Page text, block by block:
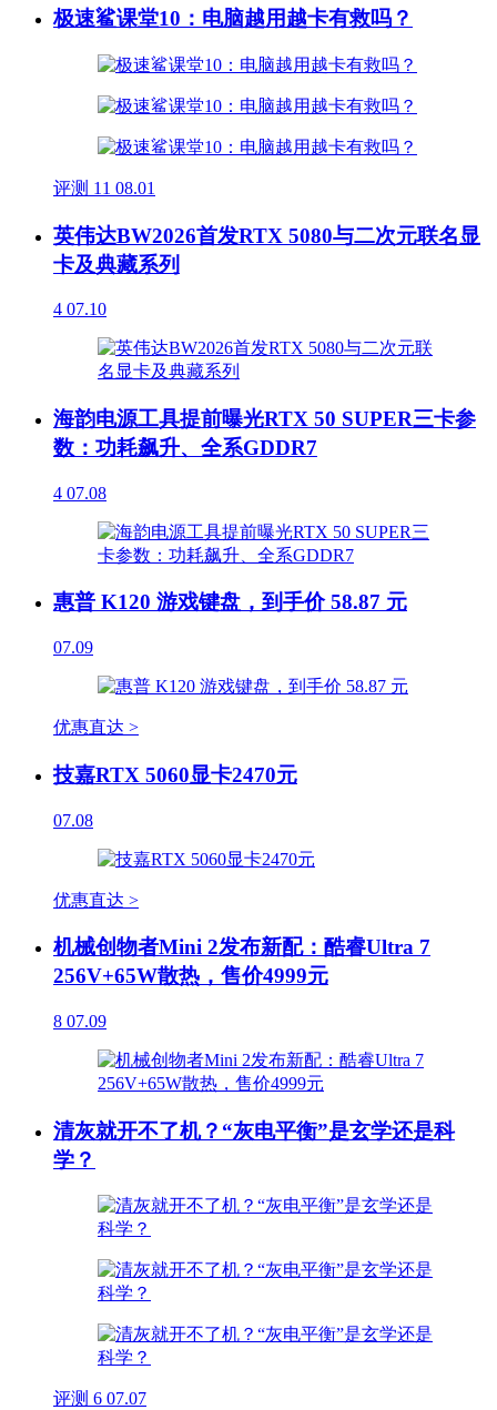
极速鲨课堂10：电脑越用越卡有救吗？
评测 11 08.01
英伟达BW2026首发RTX 5080与二次元联名显
卡及典藏系列
4 07.10
海韵电源工具提前曝光RTX 50 SUPER三卡参
数：功耗飙升、全系GDDR7
4 07.08
惠普 K120 游戏键盘，到手价 58.87 元
07.09
优惠直达 >
技嘉RTX 5060显卡2470元
07.08
优惠直达 >
机械创物者Mini 2发布新配：酷睿Ultra 7
256V+65W散热，售价4999元
8 07.09
清灰就开不了机？“灰电平衡”是玄学还是科
学？
评测 6 07.07